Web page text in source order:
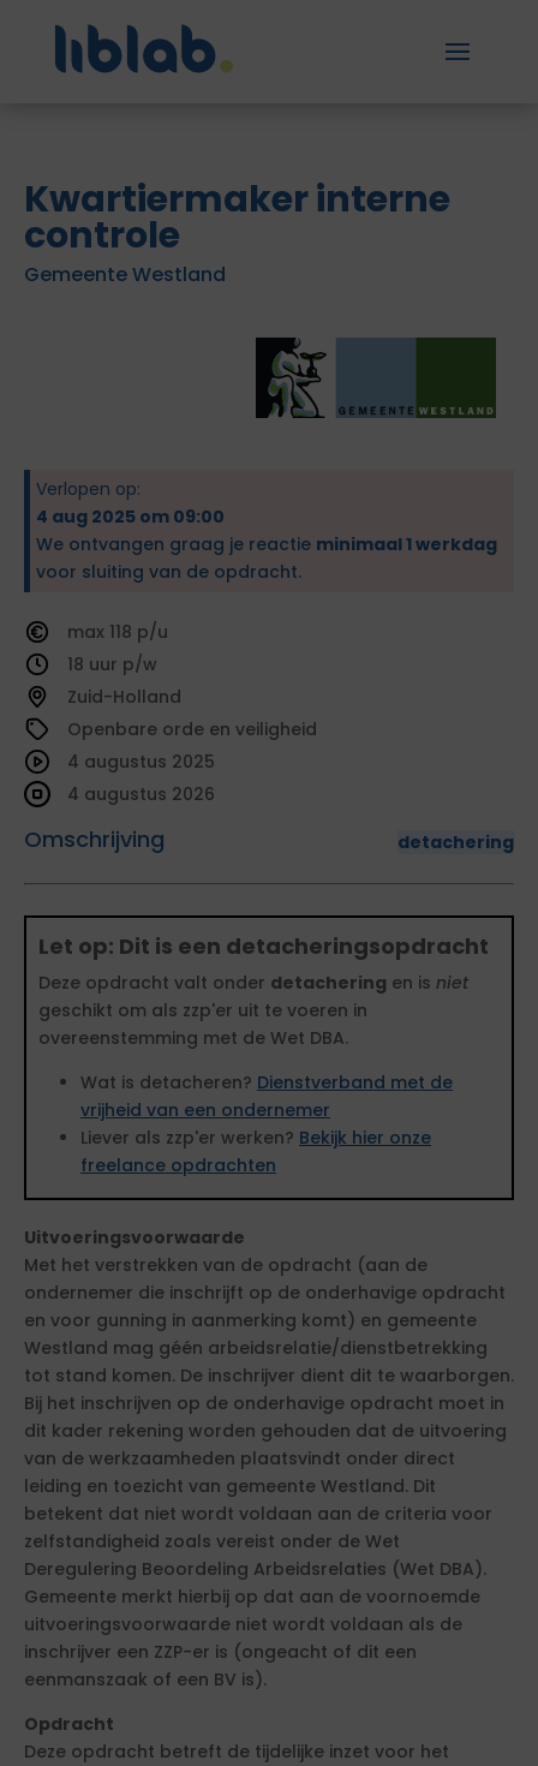
Kwartiermaker interne
controle
Gemeente Westland
Verlopen op:
4 aug 2025 om 09:00
We ontvangen graag je reactie minimaal 1 werkdag
voor sluiting van de opdracht.
118
18
Zuid-Holland
Openbare orde en veiligheid
Omschrijving detachering
4 augustus 2025
4 augustus 2026
Let op: Dit is een detacheringsopdracht
Deze opdracht valt onder detachering en is niet
geschikt om als zzp'er uit te voeren in
overeenstemming met de Wet DBA.
Wat is detacheren? Dienstverband met de
vrijheid van een ondernemer
Liever als zzp'er werken? Bekijk hier onze
freelance opdrachten
Uitvoeringsvoorwaarde
Met het verstrekken van de opdracht (aan de
ondernemer die inschrijft op de onderhavige opdracht
en voor gunning in aanmerking komt) en gemeente
Westland mag géén arbeidsrelatie/dienstbetrekking
tot stand komen. De inschrijver dient dit te waarborgen.
Bij het inschrijven op de onderhavige opdracht moet in
dit kader rekening worden gehouden dat de uitvoering
van de werkzaamheden plaatsvindt onder direct
leiding en toezicht van gemeente Westland. Dit
betekent dat niet wordt voldaan aan de criteria voor
zelfstandigheid zoals vereist onder de Wet
Deregulering Beoordeling Arbeidsrelaties (Wet DBA).
Gemeente merkt hierbij op dat aan de voornoemde
uitvoeringsvoorwaarde niet wordt voldaan als de
inschrijver een ZZP-er is (ongeacht of dit een
eenmanszaak of een BV is).
Opdracht
Deze opdracht betreft de tijdelijke inzet voor het